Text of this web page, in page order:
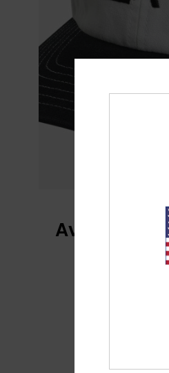
Avis clients